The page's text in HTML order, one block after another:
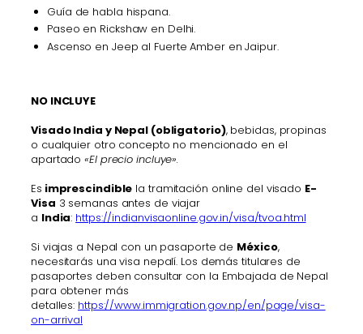
Guía de habla hispana.
Paseo en Rickshaw en Delhi.
Ascenso en Jeep al Fuerte Amber en Jaipur.
NO INCLUYE
Visado India y Nepal (obligatorio), bebidas, propinas
o cualquier otro concepto no mencionado en el
apartado «El precio incluye».
Es imprescindible la tramitación online del visado E-
Visa 3 semanas antes de viajar
a India: https://indianvisaonline.gov.in/visa/tvoa.html
Si viajas a Nepal con un pasaporte de México,
necesitarás una visa nepalí. Los demás titulares de
pasaportes deben consultar con la Embajada de Nepal
para obtener más
detalles: https://www.immigration.gov.np/en/page/visa-
on-arrival